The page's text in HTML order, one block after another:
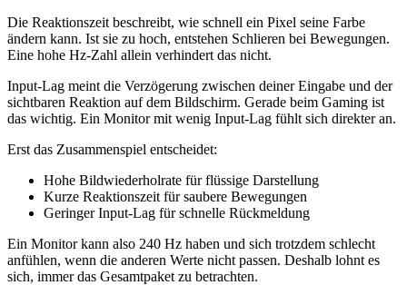
Die Reaktionszeit beschreibt, wie schnell ein Pixel seine Farbe
ändern kann. Ist sie zu hoch, entstehen Schlieren bei Bewegungen.
Eine hohe Hz-Zahl allein verhindert das nicht.
Input-Lag meint die Verzögerung zwischen deiner Eingabe und der
sichtbaren Reaktion auf dem Bildschirm. Gerade beim Gaming ist
das wichtig. Ein Monitor mit wenig Input-Lag fühlt sich direkter an.
Erst das Zusammenspiel entscheidet:
Hohe Bildwiederholrate für flüssige Darstellung
Kurze Reaktionszeit für saubere Bewegungen
Geringer Input-Lag für schnelle Rückmeldung
Ein Monitor kann also 240 Hz haben und sich trotzdem schlecht
anfühlen, wenn die anderen Werte nicht passen. Deshalb lohnt es
sich, immer das Gesamtpaket zu betrachten.